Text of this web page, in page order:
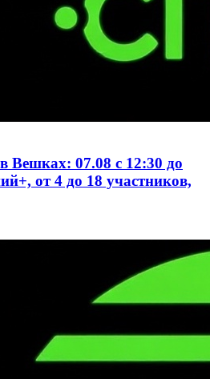
Вешках: 07.08 с 12:30 до
от 4 до 18 участников,